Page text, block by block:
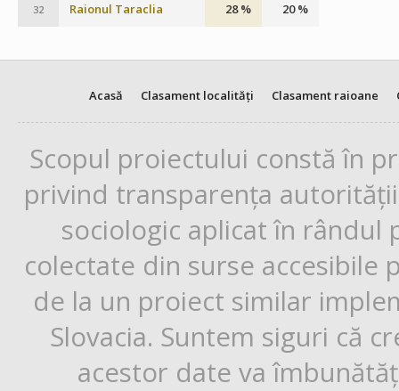
32 Raionul Taraclia 28 % 20 %
Acasă Clasament localități Clasament raioane
Scopul proiectului constă în
privind transparența
sociologic aplicat în rândul
colectate din surse
de la un proiect similar
Slovacia. Suntem siguri că
acestor date va